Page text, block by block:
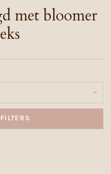
met bloomer